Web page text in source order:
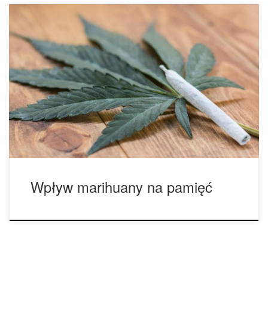
Cannabis może wpływać na naszą pamięć, utrudniając
kodowanie wspomnień i sprawiać, że przypominanie sobie
czegoś z niedalekiej przeszłości staje się zadaniem
naprawdę trudnym. Oznacza to, że prawdopodobnie twój
mózg nie zapamięta wielu faktów tak samo jak w przypadku
nocy mocnego picia alkoholu. Badania wykazały, że jesteś
bardziej narażony na ostre […]
Wpływ marihuany na pamięć